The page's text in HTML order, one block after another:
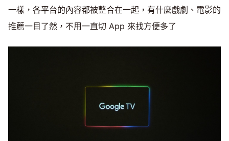
一樣，各平台的內容都被整合在一起，有什麼戲劇、電影的
推薦一目了然，不用一直切 App 來找方便多了